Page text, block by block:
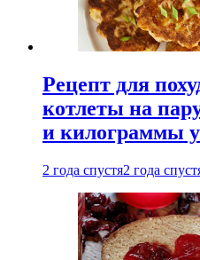
Рецепт для
котлеты на
и килограммы
2 года спустя2 года